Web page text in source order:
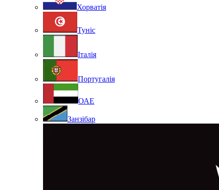
Хорватія
Туніс
Італія
Португалія
ОАЕ
Занзібар